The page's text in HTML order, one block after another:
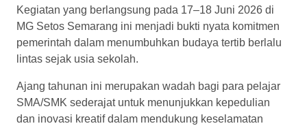
Kegiatan yang berlangsung pada 17–18 Juni 2026 di
MG Setos Semarang ini menjadi bukti nyata komitmen
pemerintah dalam menumbuhkan budaya tertib berlalu
lintas sejak usia sekolah.
Ajang tahunan ini merupakan wadah bagi para pelajar
SMA/SMK sederajat untuk menunjukkan kepedulian
dan inovasi kreatif dalam mendukung keselamatan